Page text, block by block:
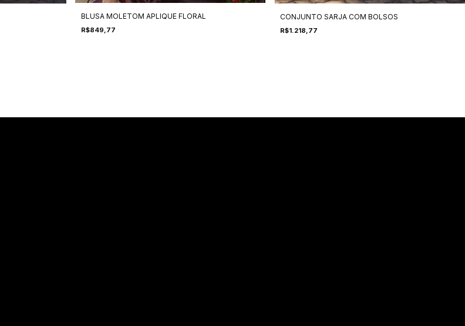
BLUSA MOLETOM APLIQUE FLORAL
R$849,77
CONJUNTO SARJA COM BOLSOS
R$1.218,77